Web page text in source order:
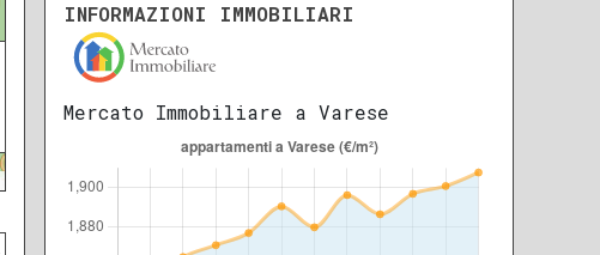
INFORMAZIONI IMMOBILIARI
Mercato Immobiliare a Varese